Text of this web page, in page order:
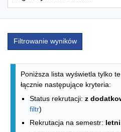
Filtrowanie wyników
Lista kierunków -
Poniższa lista wyświetla tylko
łącznie następujące kryteria:
Status rekrutacji: z
filtr)
Rekrutacja na semestr: letni